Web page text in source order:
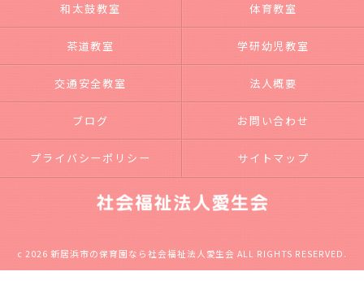
和太鼓教室 体育教室
茶道教室 学研幼児教室
交通安全教室 法人概要
ブログ お問い合わせ
プライバシーポリシー サイトマップ
c 2026 新居浜市の保育園なら社会福祉法人愛生会 ALL RIGHTS RESERVED.